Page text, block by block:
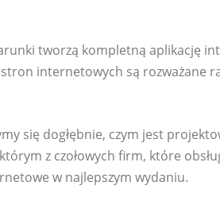
tworzą kompletną aplikację
internetowych są rozważane
się dogłębnie, czym jest
z czołowych firm, które
w najlepszym wydaniu.